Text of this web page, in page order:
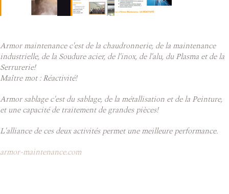
Armor maintenance c'est de la chaudronnerie, de la maintenance
industrielle, de la Soudure acier, de l'inox, de l'alu, du Plasma et de la
Serrurerie!
Maître mot : Réactivité!
Armor sablage c'est du sablage, de la métallisation et de la Peinture,
et une capacité de traitement de grandes pièces!
L'alliance de ces deux activités permet une meilleure performance.
armor-maintenance.com